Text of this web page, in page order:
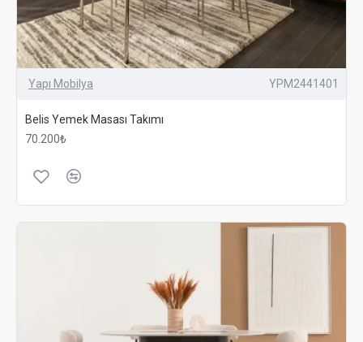
Yapı Mobilya YPM2441401
Belis Yemek Masası Takımı
70.200₺